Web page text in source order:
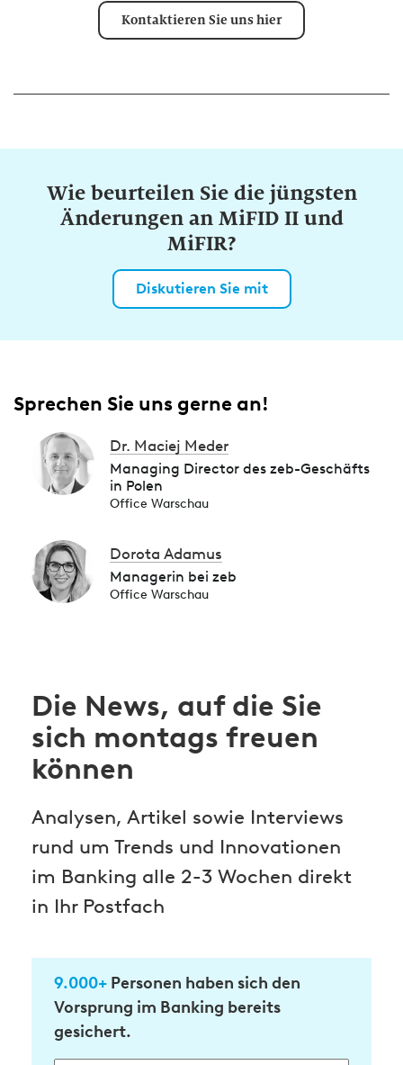
Kontaktieren Sie uns hier
Wie beurteilen Sie die jüngsten
Änderungen an MiFID II und
MiFIR?
Diskutieren Sie mit
Sprechen Sie uns gerne an!
Dr. Maciej Meder
Managing Director des zeb-Geschäfts
in Polen
Office Warschau
Dorota Adamus
Managerin bei zeb
Office Warschau
Die News, auf die Sie
sich montags freuen
können
Analysen, Artikel sowie Interviews
rund um Trends und Innovationen
im Banking alle 2-3 Wochen direkt
in Ihr Postfach
9.000+ Personen haben sich den
Vorsprung im Banking bereits
gesichert.